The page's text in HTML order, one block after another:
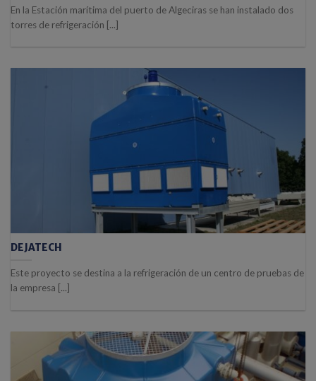
En la Estación marítima del puerto de Algeciras se han instalado dos
torres de refrigeración [...]
DEJATECH
Este proyecto se destina a la refrigeración de un centro de pruebas de
la empresa [...]